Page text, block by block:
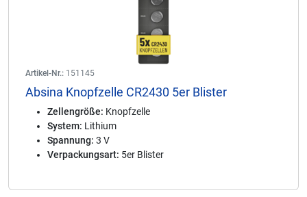
Artikel-Nr.: 151145
Absina Knopfzelle CR2430 5er Blister
Zellengröße: Knopfzelle
System: Lithium
Spannung: 3 V
Verpackungsart: 5er Blister